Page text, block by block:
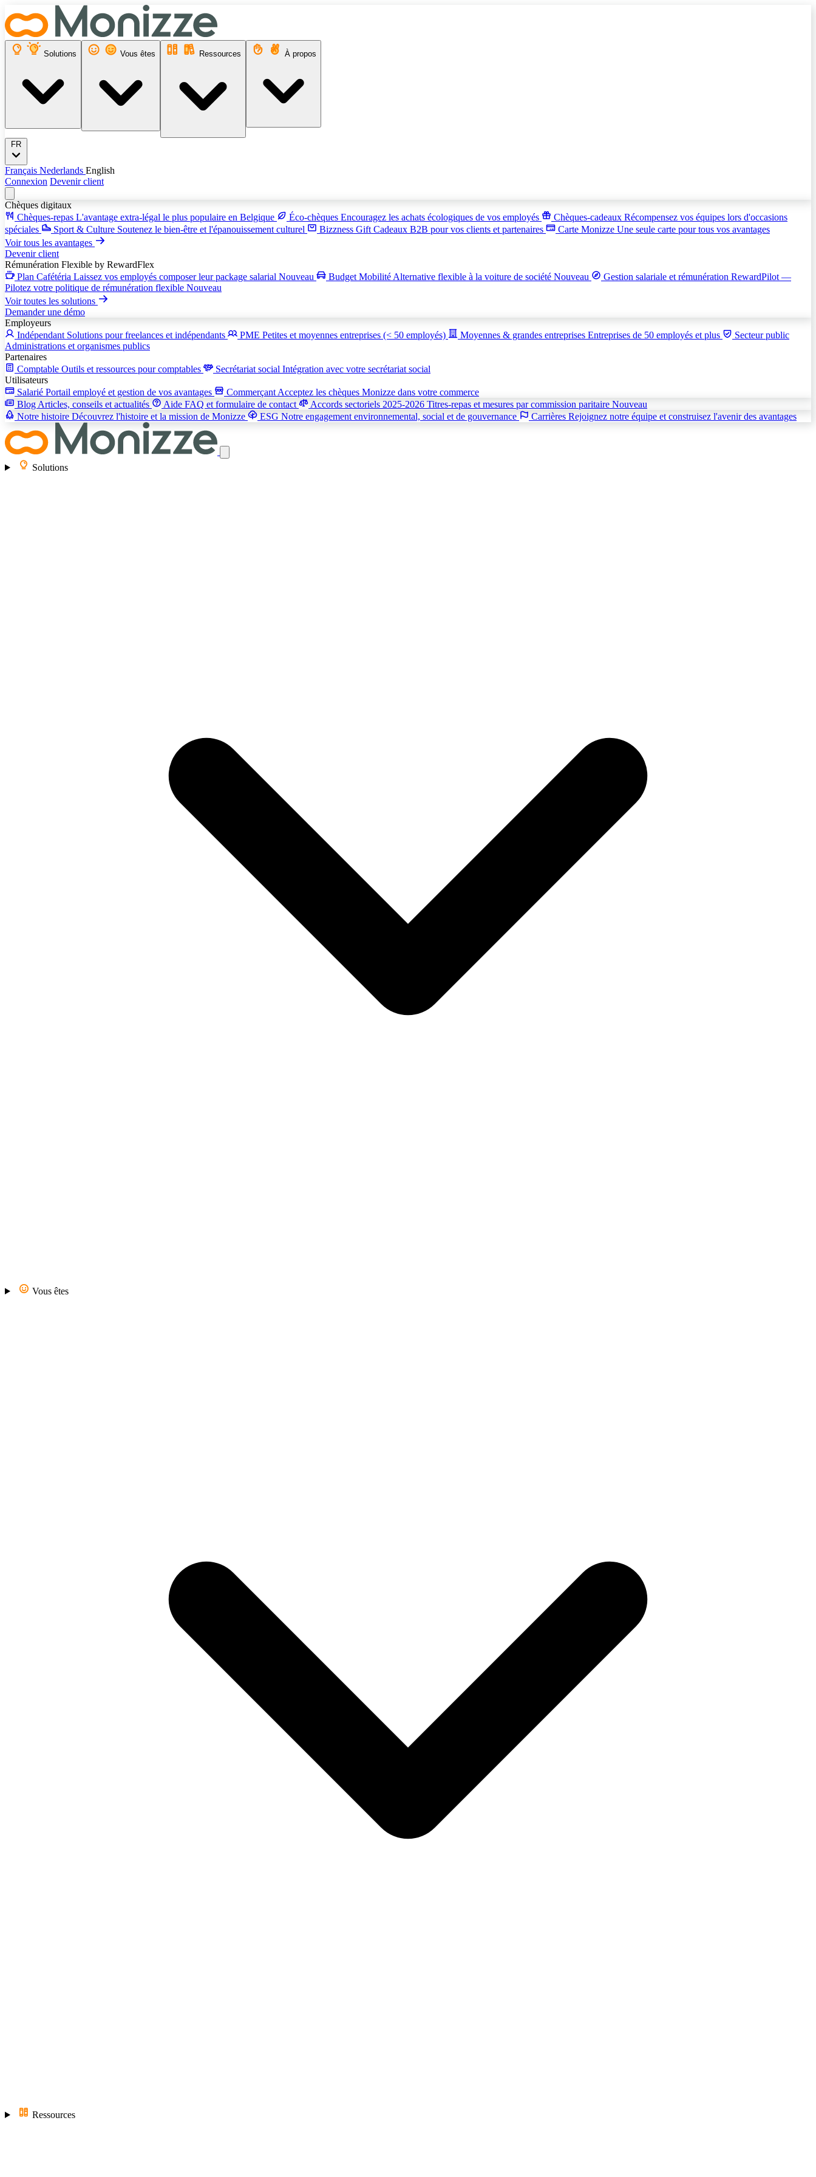
Solutions Vous êtes Ressources À propos
Français Nederlands English
Connexion Devenir client
Chèques digitaux
Chèques-repas L'avantage extra-légal le plus populaire en Belgique Éco-chèques Encouragez les achats écologiques de vos employés Chèques-cadeaux Récompensez vos équipes lors d'occasions
spéciales
Sport & Culture Soutenez le bien-être et l'épanouissement culturel Bizzness Gift Cadeaux B2B pour vos clients et partenaires Carte Monizze Une seule carte pour tous vos avantages
Voir tous les avantages
Devenir client
Rémunération Flexible by RewardFlex
Plan Cafétéria Laissez vos employés composer leur package salarial Nouveau Budget Mobilité Alternative flexible à la voiture de société Nouveau Gestion salariale et rémunération RewardPilot —
Pilotez votre politique de rémunération flexible Nouveau
Voir toutes les solutions
Demander une démo
Employeurs
Indépendant Solutions pour freelances et indépendants PME Petites et moyennes entreprises (< 50 employés) Moyennes & grandes entreprises Entreprises de 50 employés et plus
Secteur public
Administrations et organismes publics
Partenaires
Comptable Outils et ressources pour comptables Secrétariat social Intégration avec votre secrétariat social
Utilisateurs
Salarié Portail employé et gestion de vos avantages Commerçant Acceptez les chèques Monizze dans votre commerce
Blog Articles, conseils et actualités Aide FAQ et formulaire de contact Accords sectoriels 2025-2026 Titres-repas et mesures par commission paritaire Nouveau
Notre histoire Découvrez l'histoire et la mission de Monizze ESG Notre engagement environnemental, social et de gouvernance Carrières Rejoignez notre équipe et construisez l'avenir des avantages
Solutions
Vous êtes
Ressources